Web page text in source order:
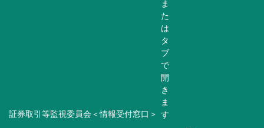
証券取引等監視委員会＜情報受付窓口＞